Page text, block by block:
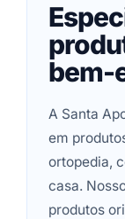
bem-
A Santa
em
ortopedia,
casa.
produtos